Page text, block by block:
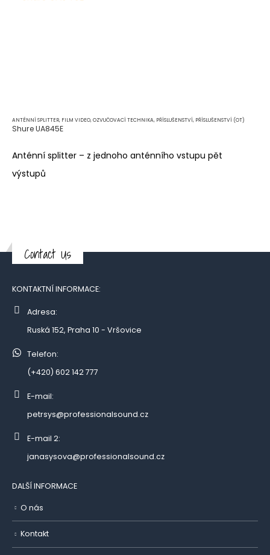
ANTÉNNÍ SPLITTER, FILM VIDEO,OZVUČOVACÍ TECHNIKA, PŘÍSLUŠENSTVÍ, PŘÍSLUŠENSTVÍ (OT)
Shure UA845E
Anténní splitter – z jednoho anténního vstupu pět
výstupů
Contact Us
KONTAKTNÍ INFORMACE:
Adresa:
Ruská 152, Praha 10 - Vršovice
Telefon:
(+420) 602 142 777
E-mail:
petrsys@professionalsound.cz
E-mail 2:
janasysova@professionalsound.cz
DALŠÍ INFORMACE
O nás
Kontakt